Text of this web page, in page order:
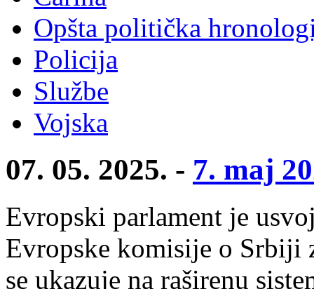
Opšta politička
Policija
Službe
Vojska
07. 05. 2025. - 7. maj
Evropski parlament je
Evropske komisije o Srbiji
se ukazuje na raširenu